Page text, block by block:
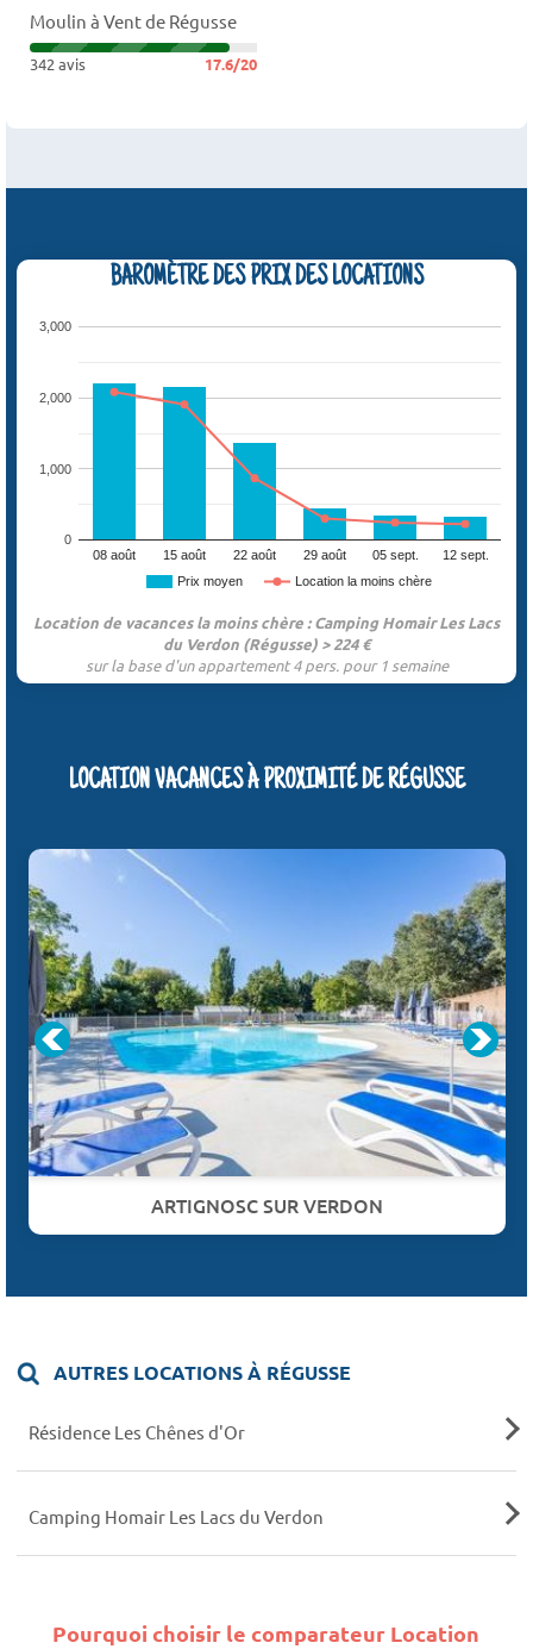
Moulin à Vent de Régusse
342 avis 17.6/20
BAROMÈTRE DES PRIX DES LOCATIONS
Prix moyen Location la moins chère
08 août 15 août 22 août 29 août 05 sept. 12 sept.
0
1,000
2,000
3,000
Location de vacances la moins chère : Camping Homair Les Lacs
du Verdon (Régusse) > 224 €
sur la base d'un appartement 4 pers. pour 1 semaine
LOCATION VACANCES À PROXIMITÉ DE RÉGUSSE
ARTIGNOSC SUR VERDON
AUTRES LOCATIONS À RÉGUSSE
Résidence Les Chênes d'Or
Camping Homair Les Lacs du Verdon
Pourquoi choisir le comparateur Location